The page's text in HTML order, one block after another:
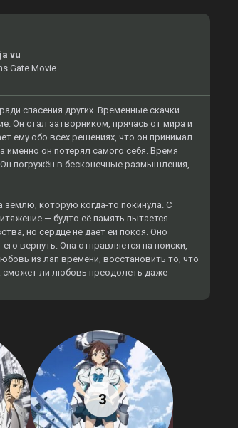
vu
Gate Movie
спасения других. Временные скачки
Он стал затворником, прячась от мира и
ему обо всех решениях, что он принимал.
именно он потерял самого себя. Время
погружён в бесконечные размышления,
землю, которую когда-то покинула. С
— будто её память пытается
но сердце не даёт ей покоя. Оно
вернуть. Она отправляется на поиски,
из лап времени, восстановить то, что
сможет ли любовь преодолеть даже